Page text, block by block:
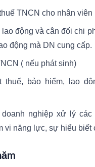
TNCN cho nhân viên
động và cân đối chi
động mà DN cung cấp.
( nếu phát sinh)
bảo hiểm, lao
nghiệp xử lý các
vi năng lực, sự hiểu biết